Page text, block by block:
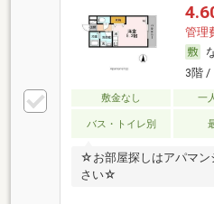
管理
3階 /
敷金なし 一
バス・トイレ別
☆お部屋探しはアパマン
さい☆